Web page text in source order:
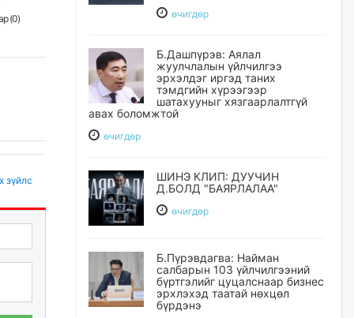
(0)
зүйлс
өчигдѳр
Б.Дашпүрэв: Аялал
жуулчлалын үйлчилгээ
эрхэлдэг иргэд таних
тэмдгийн хүрээгээр
шатахууныг хязгаарлалтгүй
авах боломжтой
өчигдѳр
ШИНЭ КЛИП: ДУУЧИН
Д.БОЛД "БАЯРЛАЛАА"
өчигдѳр
Б.Пүрэвдагва: Найман
салбарын 103 үйлчилгээний
бүртгэлийг цуцалснаар бизнес
эрхлэхэд таатай нөхцөл
бүрдэнэ